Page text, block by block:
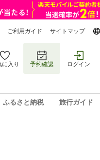
ご利用ガイド サイトマップ
に入り 予約確認 ログイン
ふるさと納税 旅行ガイド